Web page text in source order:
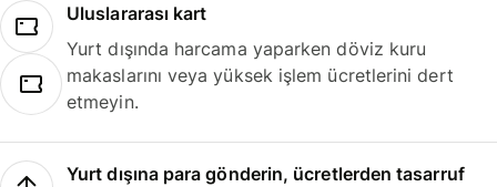
Uluslararası kart
Yurt dışında harcama yaparken döviz kuru
makaslarını veya yüksek işlem ücretlerini dert
etmeyin.
Yurt dışına para gönderin, ücretlerden tasarruf